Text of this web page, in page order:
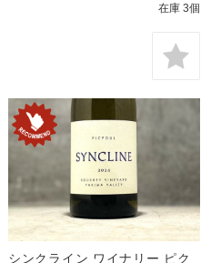
在庫 3個
シンクライン ワイナリー ピク